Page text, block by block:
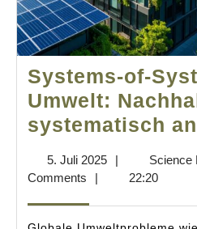
Umwelt:
systematisch
5. Juli 20255. | Science
Comments
| 22:20